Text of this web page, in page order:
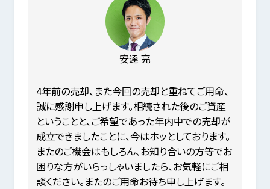
安達 亮
4年前の売却、また今回の売却と重ねてご用命、
誠に感謝申し上げます。相続された後のご資産
ということと、ご希望であった年内中での売却が
成立できましたことに、今はホッとしております。
またのご機会はもしろん、お知り合いの方等でお
困りな方がいらっしゃいましたら、お気軽にご相
談ください。またのご用命お待ち申し上げます。